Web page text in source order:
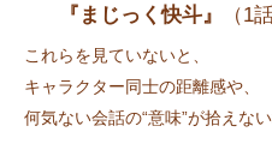
『まじっく快斗』
（1
これらを見ていないと、
キャラクター同士の距離感や、
何気ない会話の“意味”が拾えな